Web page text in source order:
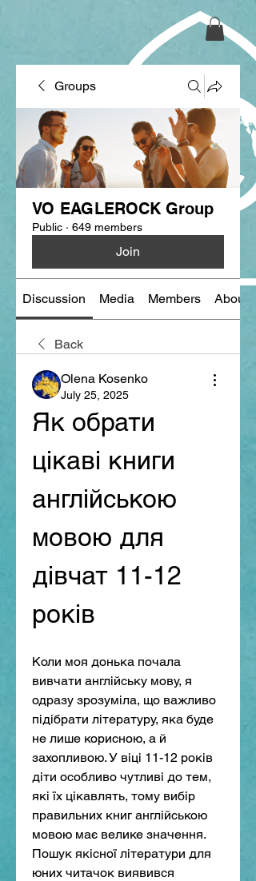
Groups
VO EAGLEROCK Group
Public · 649 members
Join
Discussion Media Members About
Back
Оlena Kosenko
July 25, 2025
Як обрати
цікаві книги
англійською
мовою для
дівчат 11-12
років
Коли моя донька почала
вивчати англійську мову, я
одразу зрозуміла, що важливо
підібрати літературу, яка буде
не лише корисною, а й
захопливою. У віці 11-12 років
діти особливо чутливі до тем,
які їх цікавлять, тому вибір
правильних книг англійською
мовою має велике значення.
Пошук якісної літератури для
юних читачок виявився